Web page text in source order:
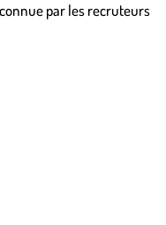
par les recruteurs